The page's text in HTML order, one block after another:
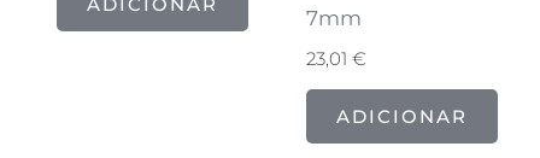
7mm
23,01€
ADICIONAR